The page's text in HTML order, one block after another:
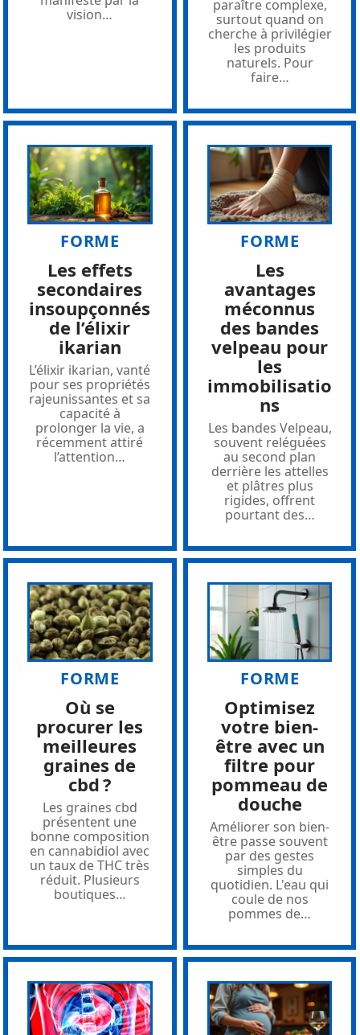
vision…
paraître complexe,
surtout quand on
cherche à privilégier
les produits
naturels. Pour
faire…
FORME
Les effets
secondaires
insoupçonnés
de l’élixir
ikarian
L’élixir ikarian, vanté
pour ses propriétés
rajeunissantes et sa
capacité à
prolonger la vie, a
récemment attiré
l’attention…
FORME
Les
avantages
méconnus
des bandes
velpeau pour
les
immobilisatio
ns
Les bandes Velpeau,
souvent reléguées
au second plan
derrière les attelles
et plâtres plus
rigides, offrent
pourtant des…
FORME
Où se
procurer les
meilleures
graines de
cbd ?
Les graines cbd
présentent une
bonne composition
en cannabidiol avec
un taux de THC très
réduit. Plusieurs
boutiques…
FORME
Optimisez
votre bien-
être avec un
filtre pour
pommeau de
douche
Améliorer son bien-
être passe souvent
par des gestes
simples du
quotidien. L'eau qui
coule de nos
pommes de…